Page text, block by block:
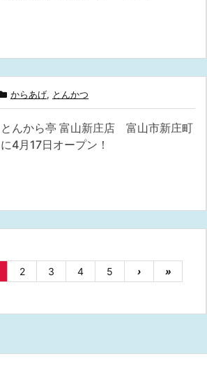
からあげ, とんかつ
とんから亭 富山新庄店 富山市新庄町
に4月17日オープン！
2 3 4 5 › »